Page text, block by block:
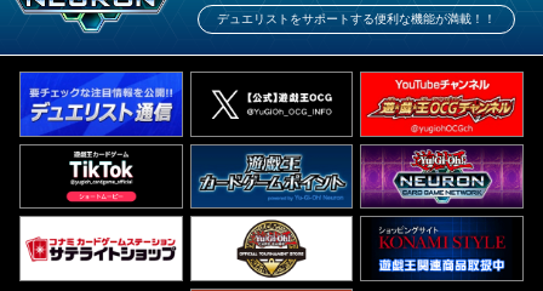
デュエリストをサポートする便利な機能が満載！！